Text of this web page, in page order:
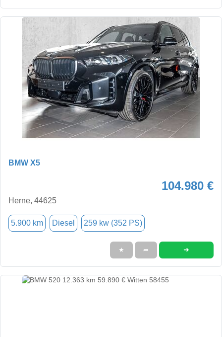
BMW X5
104.980 €
Herne, 44625
5.900 km Diesel 259 kw (352 PS)
★ ➦ ➜